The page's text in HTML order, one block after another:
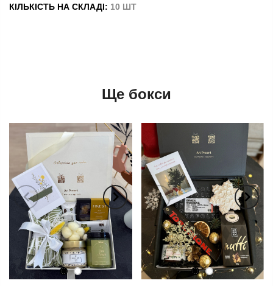
КІЛЬКІСТЬ НА СКЛАДІ: 10 ШТ
Ще бокси